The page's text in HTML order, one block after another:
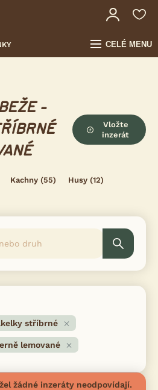
CELÉ MENU
-
Vložte
inzerát
Kachny (55) Husy (12)
stříbrné
lemované
žádné inzeráty neodpovídají.